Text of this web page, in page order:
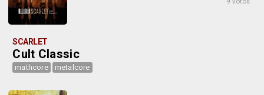
SCARLET
Cult Classic
mathcore metalcore